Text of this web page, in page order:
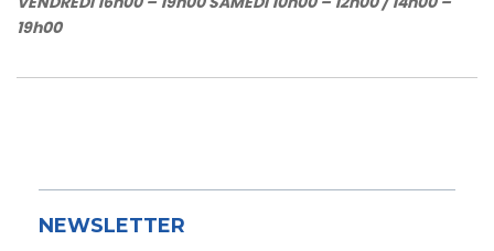
19h00
NEWSLETTER